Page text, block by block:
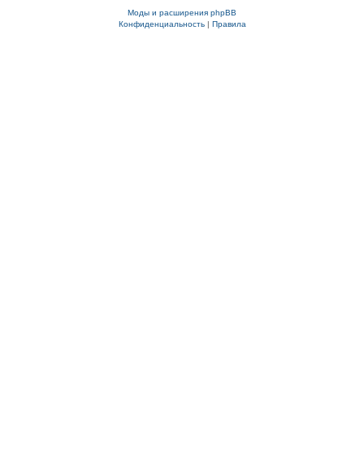
Моды и расширения phpBB
Конфиденциальность| Правила